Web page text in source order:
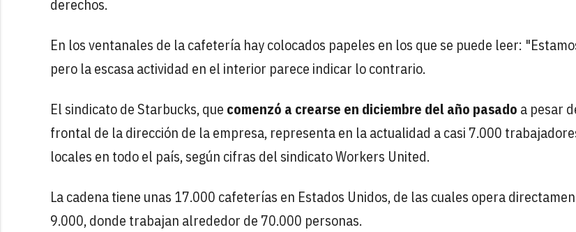
derechos.
En los ventanales de la cafetería hay colocados papeles en los que se puede leer:
pero la escasa actividad en el interior parece indicar lo contrario.
El sindicato de Starbucks, que comenzó a crearse en diciembre del año pasado a pesar
frontal de la dirección de la empresa, representa en la actualidad a casi 7.000
locales en todo el país, según cifras del sindicato Workers United.
La cadena tiene unas 17.000 cafeterías en Estados Unidos, de las cuales opera
9.000, donde trabajan alrededor de 70.000 personas.